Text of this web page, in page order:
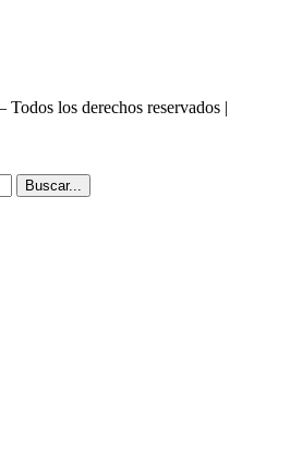
los derechos reservados |
Buscar...